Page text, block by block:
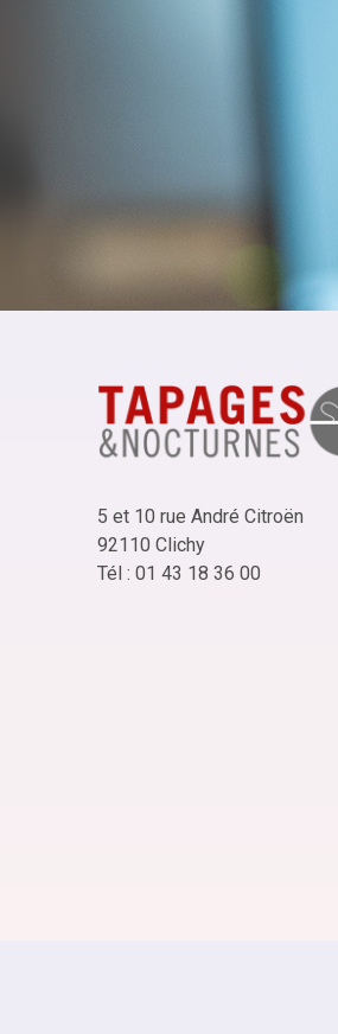
5 et 10 rue André Citroën
92110 Clichy
Tél : 01 43 18 36 00